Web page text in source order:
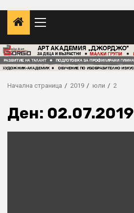
Primary
Начална страница 2019 юли 2
Ден: 02.07.2019